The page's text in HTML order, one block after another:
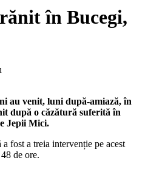
în Bucegi,
au venit, luni după-amiază, în
după o căzătură suferită în
Jepii Mici.
fost a treia intervenție pe acest
de ore.